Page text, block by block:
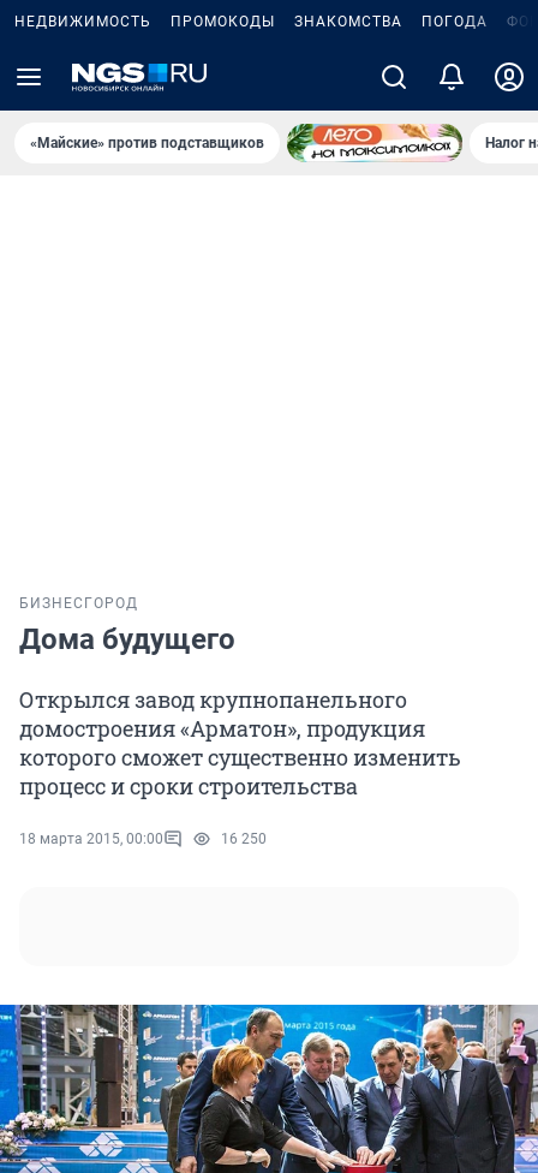
НЕДВИЖИМОСТЬ ПРОМОКОДЫ ЗНАКОМСТВА ПОГОДА
«Майские» против подставщиков Налог
БИЗНЕС ГОРОД
Дома будущего
Открылся завод крупнопанельного
домостроения «Арматон», продукция
которого сможет существенно изменить
процесс и сроки строительства
18 марта 2015, 00:00 16 250